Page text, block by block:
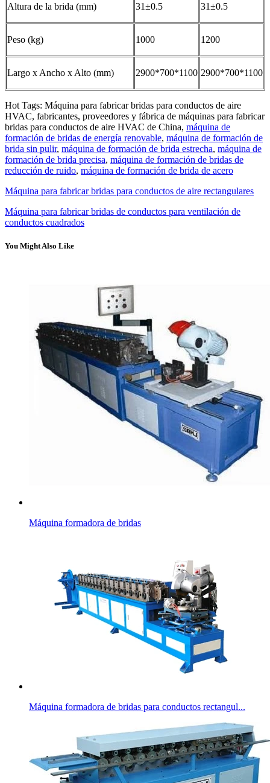
Altura de la brida (mm) 31±0.5 31±0.5
Peso (kg) 1000 1200
Largo x Ancho x Alto (mm) 2900*700*1100 2900*700*1100
Hot Tags: Máquina para fabricar bridas para conductos de aire
HVAC, fabricantes, proveedores y fábrica de máquinas para fabricar
bridas para conductos de aire HVAC de China, máquina de
formación de bridas de energía renovable, máquina de formación de
brida sin pulir, máquina de formación de brida estrecha, máquina de
formación de brida precisa, máquina de formación de bridas de
reducción de ruido, máquina de formación de brida de acero
Máquina para fabricar bridas para conductos de aire rectangulares
Máquina para fabricar bridas de conductos para ventilación de
conductos cuadrados
You Might Also Like
Máquina formadora de bridas
Máquina formadora de bridas para conductos rectangul...